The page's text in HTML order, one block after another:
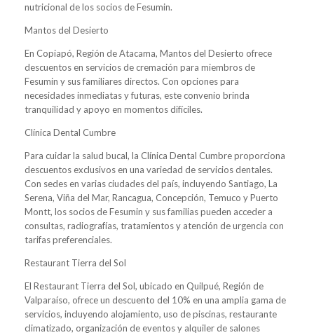
nutricional de los socios de Fesumin.
Mantos del Desierto
En Copiapó, Región de Atacama, Mantos del Desierto ofrece
descuentos en servicios de cremación para miembros de
Fesumin y sus familiares directos. Con opciones para
necesidades inmediatas y futuras, este convenio brinda
tranquilidad y apoyo en momentos difíciles.
Clínica Dental Cumbre
Para cuidar la salud bucal, la Clínica Dental Cumbre proporciona
descuentos exclusivos en una variedad de servicios dentales.
Con sedes en varias ciudades del país, incluyendo Santiago, La
Serena, Viña del Mar, Rancagua, Concepción, Temuco y Puerto
Montt, los socios de Fesumin y sus familias pueden acceder a
consultas, radiografías, tratamientos y atención de urgencia con
tarifas preferenciales.
Restaurant Tierra del Sol
El Restaurant Tierra del Sol, ubicado en Quilpué, Región de
Valparaíso, ofrece un descuento del 10% en una amplia gama de
servicios, incluyendo alojamiento, uso de piscinas, restaurante
climatizado, organización de eventos y alquiler de salones